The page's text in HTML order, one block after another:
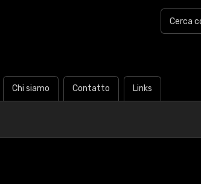
Chi siamo Contatto Links